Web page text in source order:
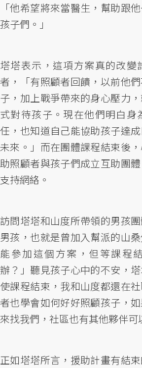
「他希望將來當醫生，幫助跟
孩子們。」
塔塔表示，這項方案真的改變
者，「有照顧者回饋，以前他
子，加上戰爭帶來的身心壓力
式對待孩子。現在他們明白身
任，也知道自己能協助孩子達
未來。」而在團體課程結束後
助照顧者與孩子們成立互助團
支持網絡。
訪問塔塔和山度所帶領的男孩
男孩，也就是曾加入幫派的山
能參加這個方案，但等課程
辦？」聽見孩子心中的不安，
使課程結束，我和山度都還在
者也學會如何好好照顧孩子，
來找我們，社區也有其他夥伴可
正如塔塔所言，援助計畫有結